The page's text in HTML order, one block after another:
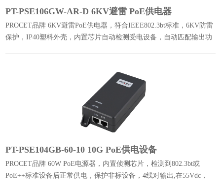
PT-PSE106GW-AR-D 6KV避雷 PoE供电器
PROCET品牌 6KV避雷PoE供电器，符合IEEE802.3bt标准，6KV防雷
保护，IP40塑料外壳，内置芯片自动检测受电设备，自动匹配输出功
PT-PSE104GB-60-10 10G PoE供电设备
PROCET品牌 60W PoE电源器，内置侦测芯片，检测到802.3bt或
PoE++标准设备后正常供电，保护非标设备，4线对输出,在55Vdc，